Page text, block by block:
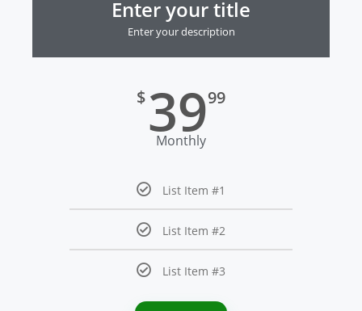
Enter your title
Enter your description
$3999
Monthly
List Item #1
List Item #2
List Item #3